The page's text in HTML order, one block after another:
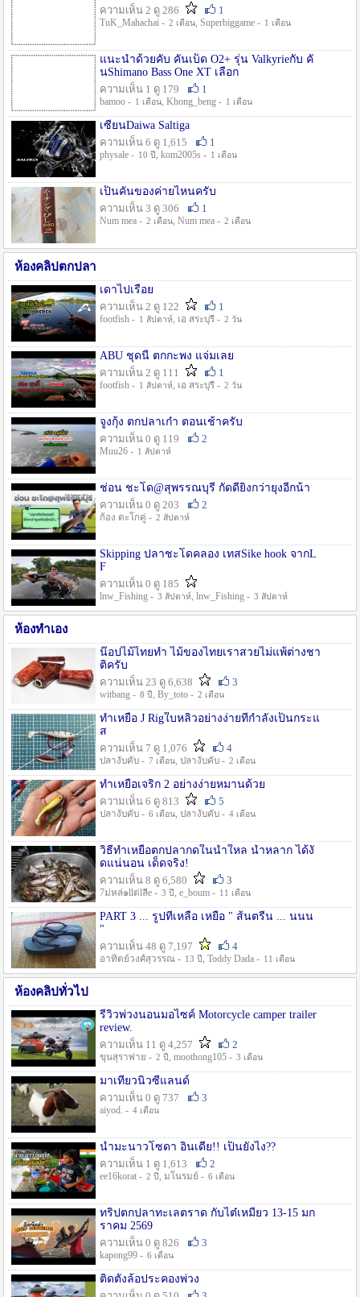
ความเห็น 2 ดู 286
1
TuK_Mahachai - 2 เดือน, Superbiggame - 1 เดือน
แนะนำด้วยคับ คันเบ็ด O2+ รุ่น Valkyrieกับ คั
นShimano Bass One XT เลือก
ความเห็น 1 ดู 179
1
bamoo - 1 เดือน, Khong_beng - 1 เดือน
เซียนDaiwa Saltiga
ความเห็น 6 ดู 1,615
1
physale - 10 ปี , kom2005s - 1 เดือน
เป็นคันของค่ายไหนครับ
ความเห็น 3 ดู 306
1
Num mea - 2 เดือน, Num mea - 2 เดือน
ห้องคลิปตกปลา
เดาไปเรื่อย
ความเห็น 2 ดู 122
1
footfish - 1 สัปดาห์, เอ สระบุรี - 2 วัน
ABU ชุดนี้ ตกกะพง แจ่มเลย
ความเห็น 2 ดู 111
1
footfish - 1 สัปดาห์, เอ สระบุรี - 2 วัน
จูงกุ้ง ตกปลาเก๋า ตอนเช้าครับ
ความเห็น 0 ดู 119
2
Muu26 - 1 สัปดาห์
ช่อน ชะโด@สุพรรณบุรี กัดดียิ่งกว่ายุงอีกน้า
ความเห็น 0 ดู 203
2
ก้อง ตะโกคู่ - 2 สัปดาห์
Skipping ปลาชะโดคลอง เทสSike hook จากL
F
ความเห็น 0 ดู 185
lnw_Fishing - 3 สัปดาห์, lnw_Fishing - 3 สัปดาห์
ห้องทำเอง
น๊อปไม้ไทยทำ ไม้ของไทยเราสวยไม่แพ้ต่างชา
ติครับ
ความเห็น 23 ดู 6,638
3
witbang - 8 ปี , By_toto - 2 เดือน
ทำเหยื่อ J Rigใบหลิวอย่างง่ายที่กำลังเป็นกระแ
ส
ความเห็น 7 ดู 1,076
4
ปลางับคับ - 7 เดือน, ปลางับคับ - 2 เดือน
ทำเหยื่อเจริก 2 อย่างง่ายหมานด้วย
ความเห็น 6 ดู 813
5
ปลางับคับ - 6 เดือน, ปลางับคับ - 4 เดือน
วิธีทำเหยื่อตกปลากดในน้ำใหล น้ำหลาก ได้งั
ดแน่นอน เด็ดจริง!
ความเห็น 8 ดู 6,580
3
7ม่หล่๑llต่lลีe - 3 ปี , e_boum - 11 เดือน
PART 3 ... รูปที่เหลือ เหยื่อ " ส้นตรีน ... นนน
"
ความเห็น 48 ดู 7,197
4
อาทิตย์วงศ์สุวรรณ - 13 ปี , Toddy Dada - 11 เดือน
ห้องคลิปทั่วไป
รีวิวพ่วงนอนมอไซค์ Motorcycle camper trailer
review.
ความเห็น 11 ดู 4,257
2
ขุนสุราพ่าย - 2 ปี , moothong105 - 3 เดือน
มาเที่ยวนิวซีแลนด์
ความเห็น 0 ดู 737
3
aiyod. - 4 เดือน
น้ำมะนาวโซดา อินเดีย!! เป็นยังไง??
ความเห็น 1 ดู 1,613
2
ee16korat - 2 ปี , มโนรมย์ - 6 เดือน
ทริปตกปลาทะเลตราด กับไต๋เหมี่ยว 13-15 มก
ราคม 2569
ความเห็น 0 ดู 826
3
kapong99 - 6 เดือน
ติดตั้งล้อประคองพ่วง